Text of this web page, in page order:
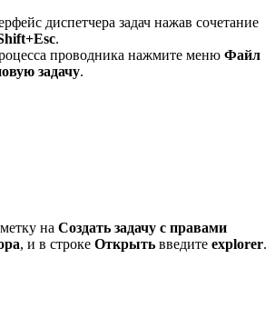
диспетчера задач нажав сочетание
.
проводника нажмите меню Файл
задачу.
на Создать задачу с правами
, и в строке Открыть введите explorer.